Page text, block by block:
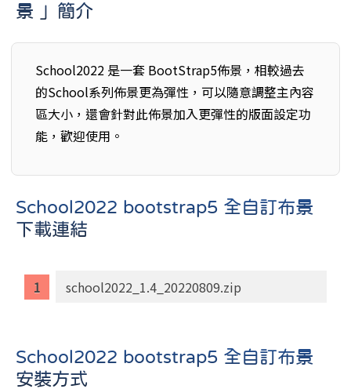
景 」簡介
School2022 是一套 BootStrap5佈景，相較過去
的School系列佈景更為彈性，可以隨意調整主內容
區大小，還會針對此佈景加入更彈性的版面設定功
能，歡迎使用。
School2022 bootstrap5 全自訂布景
下載連結
school2022_1.4_20220809.zip
School2022 bootstrap5 全自訂布景
安裝方式